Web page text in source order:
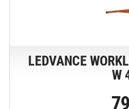
LEDVANCE
W